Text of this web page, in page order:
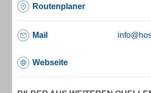
Routenplaner
Mail
Webseite